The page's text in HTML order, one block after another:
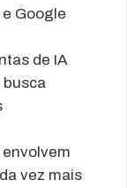
Google
de IA
busca
vez mais